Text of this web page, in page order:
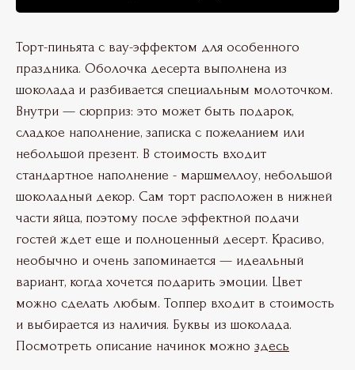
Торт-пиньята с вау-эффектом для особенного
праздника. Оболочка десерта выполнена из
шоколада и разбивается специальным молоточком.
Внутри — сюрприз: это может быть подарок,
сладкое наполнение, записка с пожеланием или
небольшой презент. В стоимость входит
стандартное наполнение - маршмеллоу, небольшой
шоколадный декор. Сам торт расположен в нижней
части яйца, поэтому после эффектной подачи
гостей ждет еще и полноценный десерт. Красиво,
необычно и очень запоминается — идеальный
вариант, когда хочется подарить эмоции. Цвет
можно сделать любым. Топпер входит в стоимость
и выбирается из наличия. Буквы из шоколада.
Посмотреть описание начинок можно здесь